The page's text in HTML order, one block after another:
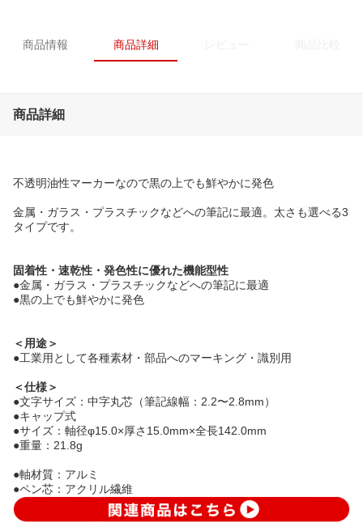
商品情報 商品詳細
商品詳細
不透明油性マーカーなので黒の上でも鮮やかに発色
金属・ガラス・プラスチックなどへの筆記に最適。太さも選べる3
タイプです。
固着性・速乾性・発色性に優れた機能型性
●金属・ガラス・プラスチックなどへの筆記に最適
●黒の上でも鮮やかに発色
＜用途＞
●工業用として各種素材・部品へのマーキング・識別用
＜仕様＞
●文字サイズ：中字丸芯（筆記線幅：2.2〜2.8mm）
●キャップ式
●サイズ：軸径φ15.0×厚さ15.0mm×全長142.0mm
●重量：21.8g
●軸材質：アルミ
●ペン芯：アクリル繊維